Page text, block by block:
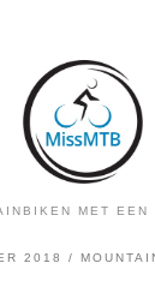
MET EEN
2018